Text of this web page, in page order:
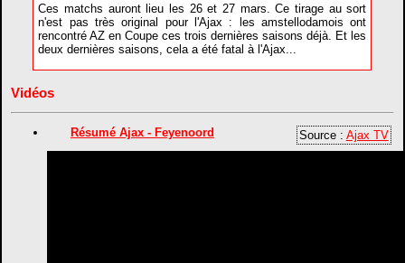
Ces matchs auront lieu les 26 et 27 mars. Ce tirage au sort
n'est pas très original pour l'Ajax : les amstellodamois ont
rencontré AZ en Coupe ces trois dernières saisons déjà. Et les
deux dernières saisons, cela a été fatal à l'Ajax...
Vidéos
Source : Ajax TV
Résumé Ajax - Feyenoord